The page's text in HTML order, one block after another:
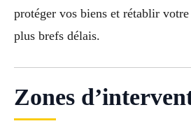
protéger vos biens et rétablir
plus brefs délais.
Zones